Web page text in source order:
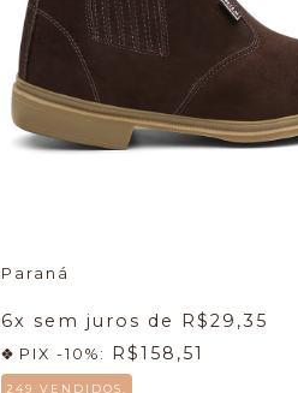
Paraná
6x sem juros de R$29,35
PIX -10%: R$158,51
249 VENDIDOS.